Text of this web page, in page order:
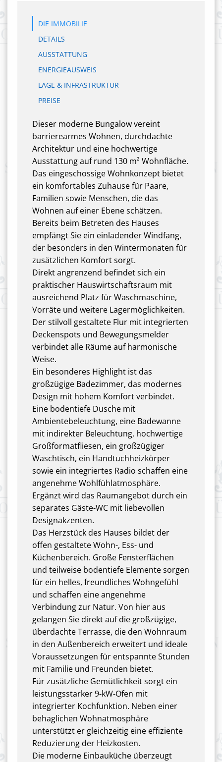
DIE IMMOBILIE
DETAILS
AUSSTATTUNG
ENERGIEAUSWEIS
LAGE & INFRASTRUKTUR
PREISE
Dieser moderne Bungalow vereint
barrierearmes Wohnen, durchdachte
Architektur und eine hochwertige
Ausstattung auf rund 130 m² Wohnfläche.
Das eingeschossige Wohnkonzept bietet
ein komfortables Zuhause für Paare,
Familien sowie Menschen, die das
Wohnen auf einer Ebene schätzen.
Bereits beim Betreten des Hauses
empfängt Sie ein einladender Windfang,
der besonders in den Wintermonaten für
zusätzlichen Komfort sorgt.
Direkt angrenzend befindet sich ein
praktischer Hauswirtschaftsraum mit
ausreichend Platz für Waschmaschine,
Vorräte und weitere Lagermöglichkeiten.
Der stilvoll gestaltete Flur mit integrierten
Deckenspots und Bewegungsmelder
verbindet alle Räume auf harmonische
Weise.
Ein besonderes Highlight ist das
großzügige Badezimmer, das modernes
Design mit hohem Komfort verbindet.
Eine bodentiefe Dusche mit
Ambientebeleuchtung, eine Badewanne
mit indirekter Beleuchtung, hochwertige
Großformatfliesen, ein großzügiger
Waschtisch, ein Handtuchheizkörper
sowie ein integriertes Radio schaffen eine
angenehme Wohlfühlatmosphäre.
Ergänzt wird das Raumangebot durch ein
separates Gäste-WC mit liebevollen
Designakzenten.
Das Herzstück des Hauses bildet der
offen gestaltete Wohn-, Ess- und
Küchenbereich. Große Fensterflächen
und teilweise bodentiefe Elemente sorgen
für ein helles, freundliches Wohngefühl
und schaffen eine angenehme
Verbindung zur Natur. Von hier aus
gelangen Sie direkt auf die großzügige,
überdachte Terrasse, die den Wohnraum
in den Außenbereich erweitert und ideale
Voraussetzungen für entspannte Stunden
mit Familie und Freunden bietet.
Für zusätzliche Gemütlichkeit sorgt ein
leistungsstarker 9-kW-Ofen mit
integrierter Kochfunktion. Neben einer
behaglichen Wohnatmosphäre
unterstützt er gleichzeitig eine effiziente
Reduzierung der Heizkosten.
Die moderne Einbauküche überzeugt